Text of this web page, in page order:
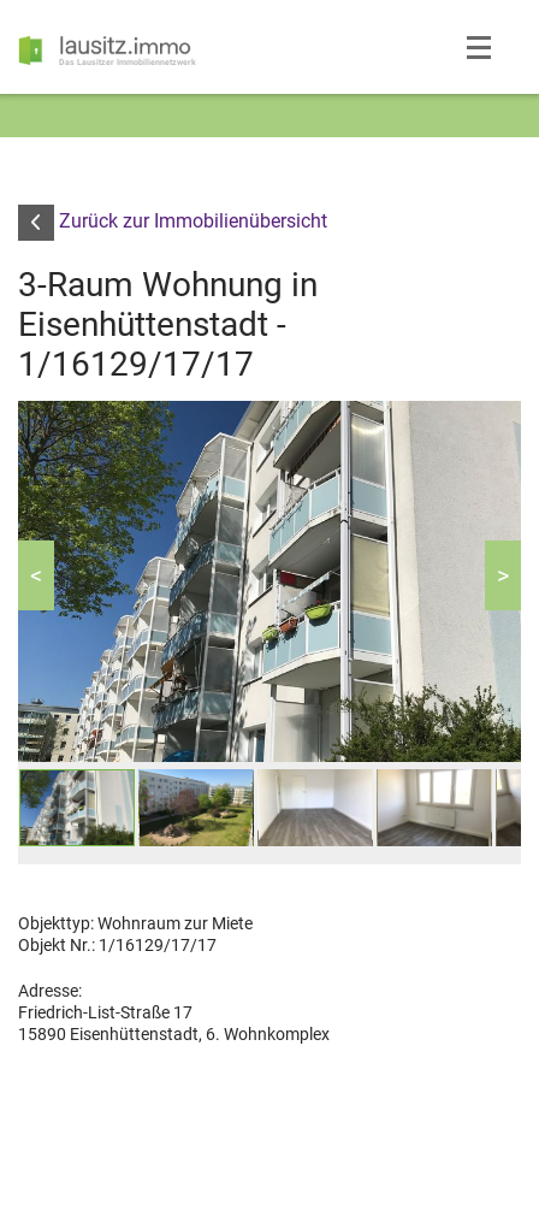
Das Lausitzer Immobiliennetzwerk
Zurück zur Immobilienübersicht
3-Raum Wohnung in
Eisenhüttenstadt -
1/16129/17/17
< >
Objekttyp:Wohnraumzur Miete
Objekt Nr.: 1/16129/17/17
Adresse:
Friedrich-List-Straße 17
15890 Eisenhüttenstadt, 6. Wohnkomplex